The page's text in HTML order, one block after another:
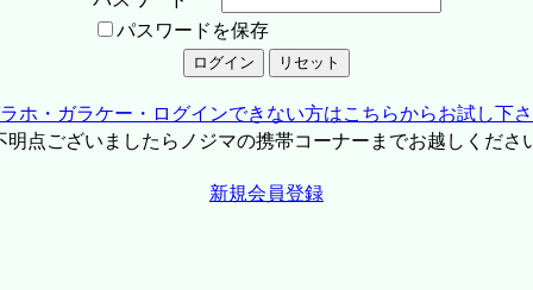
パスワードを保存
ホ・ガラケー・ログインできない方はこちらからお試し下
点ございましたらノジマの携帯コーナーまでお越しくださ
新規会員登録